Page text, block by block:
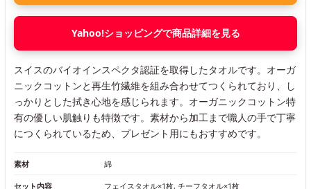
Yahoo!ショッピングで商品詳細を見る
スイスのバイオインスペクタ認証を取得したタオルです。オーガ
ニックコットンと再生竹繊維を組み合わせてつくられており、し
っかりとした拭き心地を感じられます。オーガニックコットン特
有の優しい肌触りも特徴です。素材から加工まで職人の手で丁寧
につくられているため、プレゼント用にもおすすめです。
素材 綿
セット内容 フェイスタオル×1枚, チーフタオル×1枚